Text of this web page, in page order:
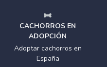
CACHORROS EN
ADOPCIÓN
Adoptar cachorros en
España